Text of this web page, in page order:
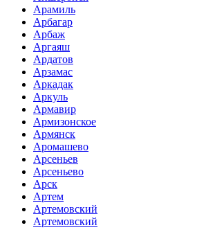
Арамиль
Арбагар
Арбаж
Аргаяш
Ардатов
Арзамас
Аркадак
Аркуль
Армавир
Армизонское
Армянск
Аромашево
Арсеньев
Арсеньево
Арск
Артем
Артемовский
Артемовский